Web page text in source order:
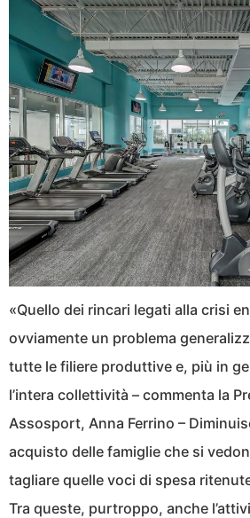
«Quello dei rincari legati alla crisi
ovviamente un problema
tutte le filiere produttive e, più in
l’intera collettività – commenta la
Assosport, Anna Ferrino –
acquisto delle famiglie che si
tagliare quelle voci di spesa
Tra queste, purtroppo, anche